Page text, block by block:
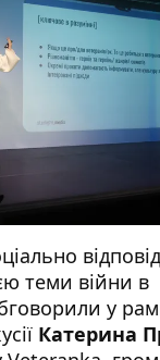
теми війни в
у
Катерина